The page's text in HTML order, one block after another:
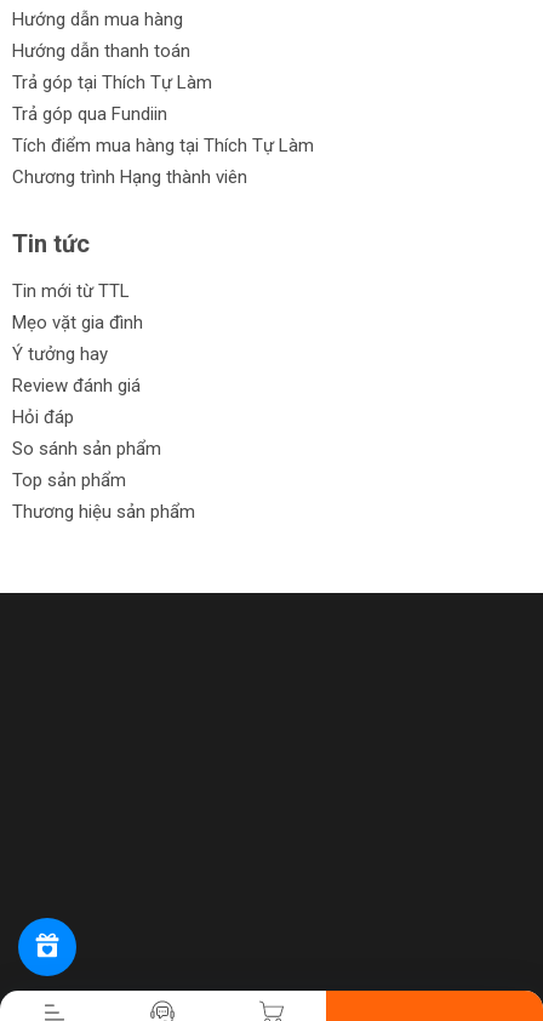
Hướng dẫn mua hàng
Hướng dẫn thanh toán
Trả góp tại Thích Tự Làm
Trả góp qua Fundiin
Tích điểm mua hàng tại Thích Tự Làm
Chương trình Hạng thành viên
Tin tức
Tin mới từ TTL
Mẹo vặt gia đình
Ý tưởng hay
Review đánh giá
Hỏi đáp
So sánh sản phẩm
Top sản phẩm
Thương hiệu sản phẩm
Tiến hành thanh toán